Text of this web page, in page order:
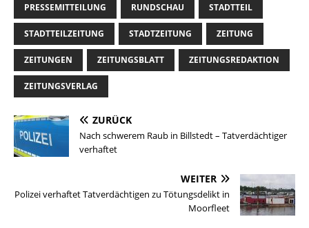
PRESSEMITTEILUNG RUNDSCHAU STADTTEIL
STADTTEILZEITUNG STADTZEITUNG ZEITUNG
ZEITUNGEN ZEITUNGSBLATT ZEITUNGSREDAKTION
ZEITUNGSVERLAG
ZURÜCK
Nach schwerem Raub in Billstedt – Tatverdächtiger
verhaftet
WEITER
Polizei verhaftet Tatverdächtigen zu Tötungsdelikt in
Moorfleet